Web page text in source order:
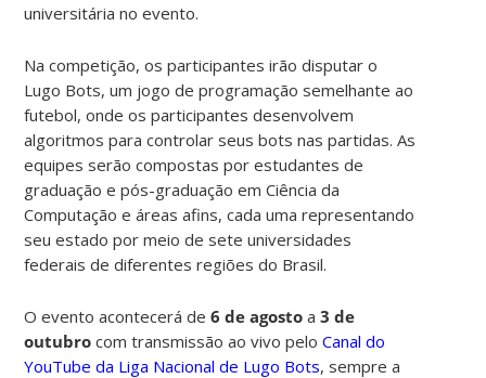
universitária no evento.
Na competição, os participantes irão disputar o
Lugo Bots, um jogo de programação semelhante ao
futebol, onde os participantes desenvolvem
algoritmos para controlar seus bots nas partidas. As
equipes serão compostas por estudantes de
graduação e pós-graduação em Ciência da
Computação e áreas afins, cada uma representando
seu estado por meio de sete universidades
federais de diferentes regiões do Brasil.
O evento acontecerá de6 de agosto a3 de
outubro com transmissão ao vivo peloCanal do
YouTube da Liga Nacional de Lugo Bots,sempre a